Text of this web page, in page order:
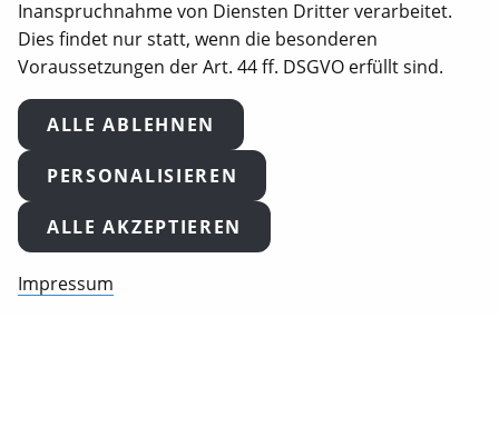
info@animalequality.de
Animal Equality Germany e.V. ist als gemeinnützig
anerkannt. Spenden sind steuerlich absetzbar
(Steuernummer: 27/660/66438).
Animal Equality, Love Veg und iAnimal sind
eingetragene Marken von Animal Equality.
Inanspruchnahme von Diensten Dritter verarbeitet.
Dies findet nur statt, wenn die besonderen
Voraussetzungen der Art. 44 ff. DSGVO erfüllt sind.
ALLE ABLEHNEN
PERSONALISIEREN
ALLE AKZEPTIEREN
Impressum